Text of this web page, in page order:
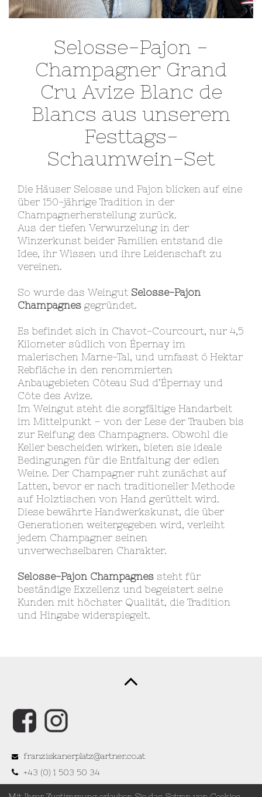
Selosse-Pajon -
Champagner Grand
Cru Avize Blanc de
Blancs aus unserem
Festtags-
Schaumwein-Set
Die Häuser Selosse und Pajon blicken auf eine
über 150-jährige Tradition in der
Champagnerherstellung zurück.
Aus der tiefen Verwurzelung in der
Winzerkunst beider Familien entstand die
Idee, ihr Wissen und ihre Leidenschaft zu
vereinen.
So wurde das Weingut Selosse-Pajon
Champagnes gegründet.
Es befindet sich in Chavot-Courcourt, nur 4,5
Kilometer südlich von Épernay im
malerischen Marne-Tal, und umfasst 6 Hektar
Rebfläche in den renommierten
Anbaugebieten Côteau Sud d’Épernay und
Côte des Avize.
Im Weingut steht die sorgfältige Handarbeit
im Mittelpunkt – von der Lese der Trauben bis
zur Reifung des Champagners. Obwohl die
Keller bescheiden wirken, bieten sie ideale
Bedingungen für die Entfaltung der edlen
Weine. Der Champagner ruht zunächst auf
Latten, bevor er nach traditioneller Methode
auf Holztischen von Hand gerüttelt wird.
Diese bewährte Handwerkskunst, die über
Generationen weitergegeben wird, verleiht
jedem Champagner seinen
unverwechselbaren Charakter.
Selosse-Pajon Champagnes steht für
beständige Exzellenz und begeistert seine
Kunden mit höchster Qualität, die Tradition
und Hingabe widerspiegelt.
franziskanerplatz@artner.co.at
+43 (0) 1 503 50 34